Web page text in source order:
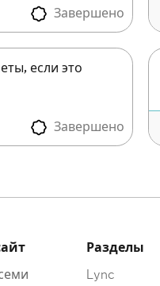
Завершено
если это
Завершено
Разделы
Lync